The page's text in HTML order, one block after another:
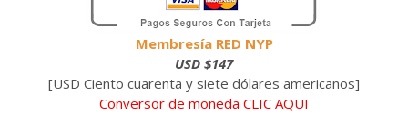
Membresía RED NYP
USD $147
[USD Ciento cuarenta y siete dólares americanos]
Conversor de moneda CLIC AQUI